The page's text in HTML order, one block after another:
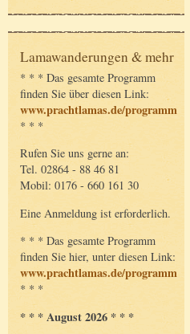
Lamawanderungen & mehr
* * * Das gesamte Programm
finden Sie über diesen Link:
www.prachtlamas.de/programm
* * *
Rufen Sie uns gerne an:
Tel. 02864 - 88 46 81
Mobil: 0176 - 660 161 30
Eine Anmeldung ist erforderlich.
* * * Das gesamte Programm
finden Sie hier, unter diesen Link:
www.prachtlamas.de/programm
* * *
* * * August 2026 * * *